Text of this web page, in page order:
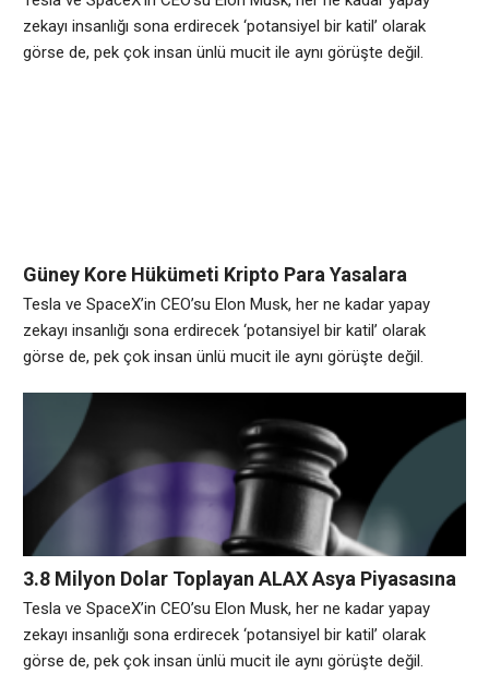
zekayı insanlığı sona erdirecek ‘potansiyel bir katil’ olarak
görse de, pek çok insan ünlü mucit ile aynı görüşte değil.
Güney Kore Hükümeti Kripto Para Yasalara
Vergilerin Getireceğini Açıkladı
Tesla ve SpaceX’in CEO’su Elon Musk, her ne kadar yapay
zekayı insanlığı sona erdirecek ‘potansiyel bir katil’ olarak
görse de, pek çok insan ünlü mucit ile aynı görüşte değil.
biri ülke yönetiminin yapay zekaya devredilmesini istiyor.
Bilgisayarlardan akıllı telefonlara, otomobillerden insansız
hava uçaklarına kadar hemen her alanda kendini gösteren
3.8 Milyon Dolar Toplayan ALAX Asya Piyasasına
Giriyor
Tesla ve SpaceX’in CEO’su Elon Musk, her ne kadar yapay
zekayı insanlığı sona erdirecek ‘potansiyel bir katil’ olarak
görse de, pek çok insan ünlü mucit ile aynı görüşte değil.